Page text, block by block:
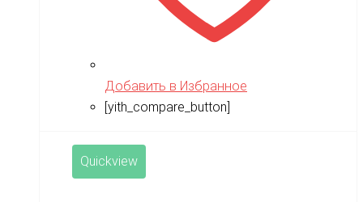
Добавить в Избранное
[yith_compare_button]
Quickview